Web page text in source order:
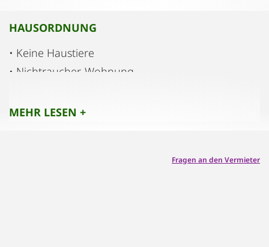
HAUSORDNUNG
• Keine Haustiere
• Nichtraucher-Wohnung
• Bitte leise sein
MEHR LESEN +
Fragen an den Vermieter